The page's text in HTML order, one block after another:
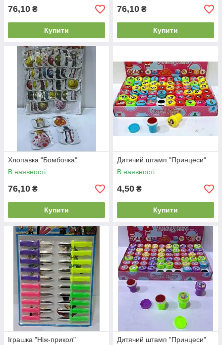
76,10 ₴
Купити
76,10 ₴
Купити
Хлопавка "Бомбочка"
В наявності
76,10 ₴
Купити
Дитячий штамп "Принцеси"
В наявності
4,50 ₴
Купити
Іграшка "Ніж-прикол"
Дитячий штамп "Принцеси"